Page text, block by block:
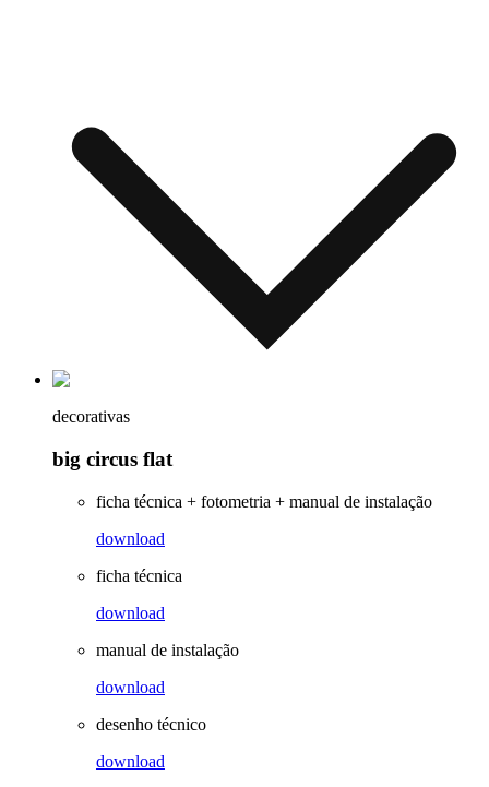
decorativas
big circus flat
ficha técnica + fotometria + manual de instalação
download
ficha técnica
download
manual de instalação
download
desenho técnico
download